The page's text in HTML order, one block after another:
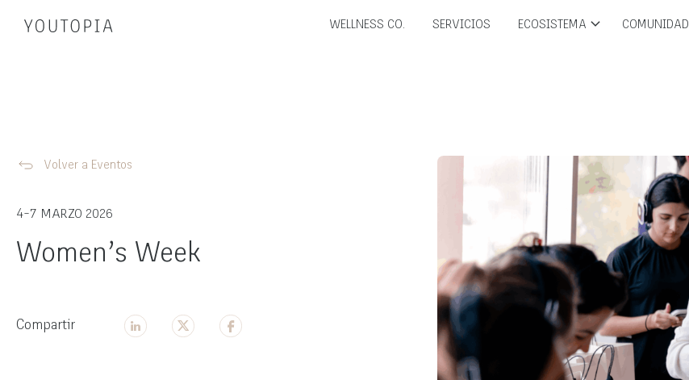
WELLNESS CO. SERVICIOS ECOSISTEMA COMUNIDAD
Volver a Eventos
4-7 MARZO 2026
Women’s Week
Compartir